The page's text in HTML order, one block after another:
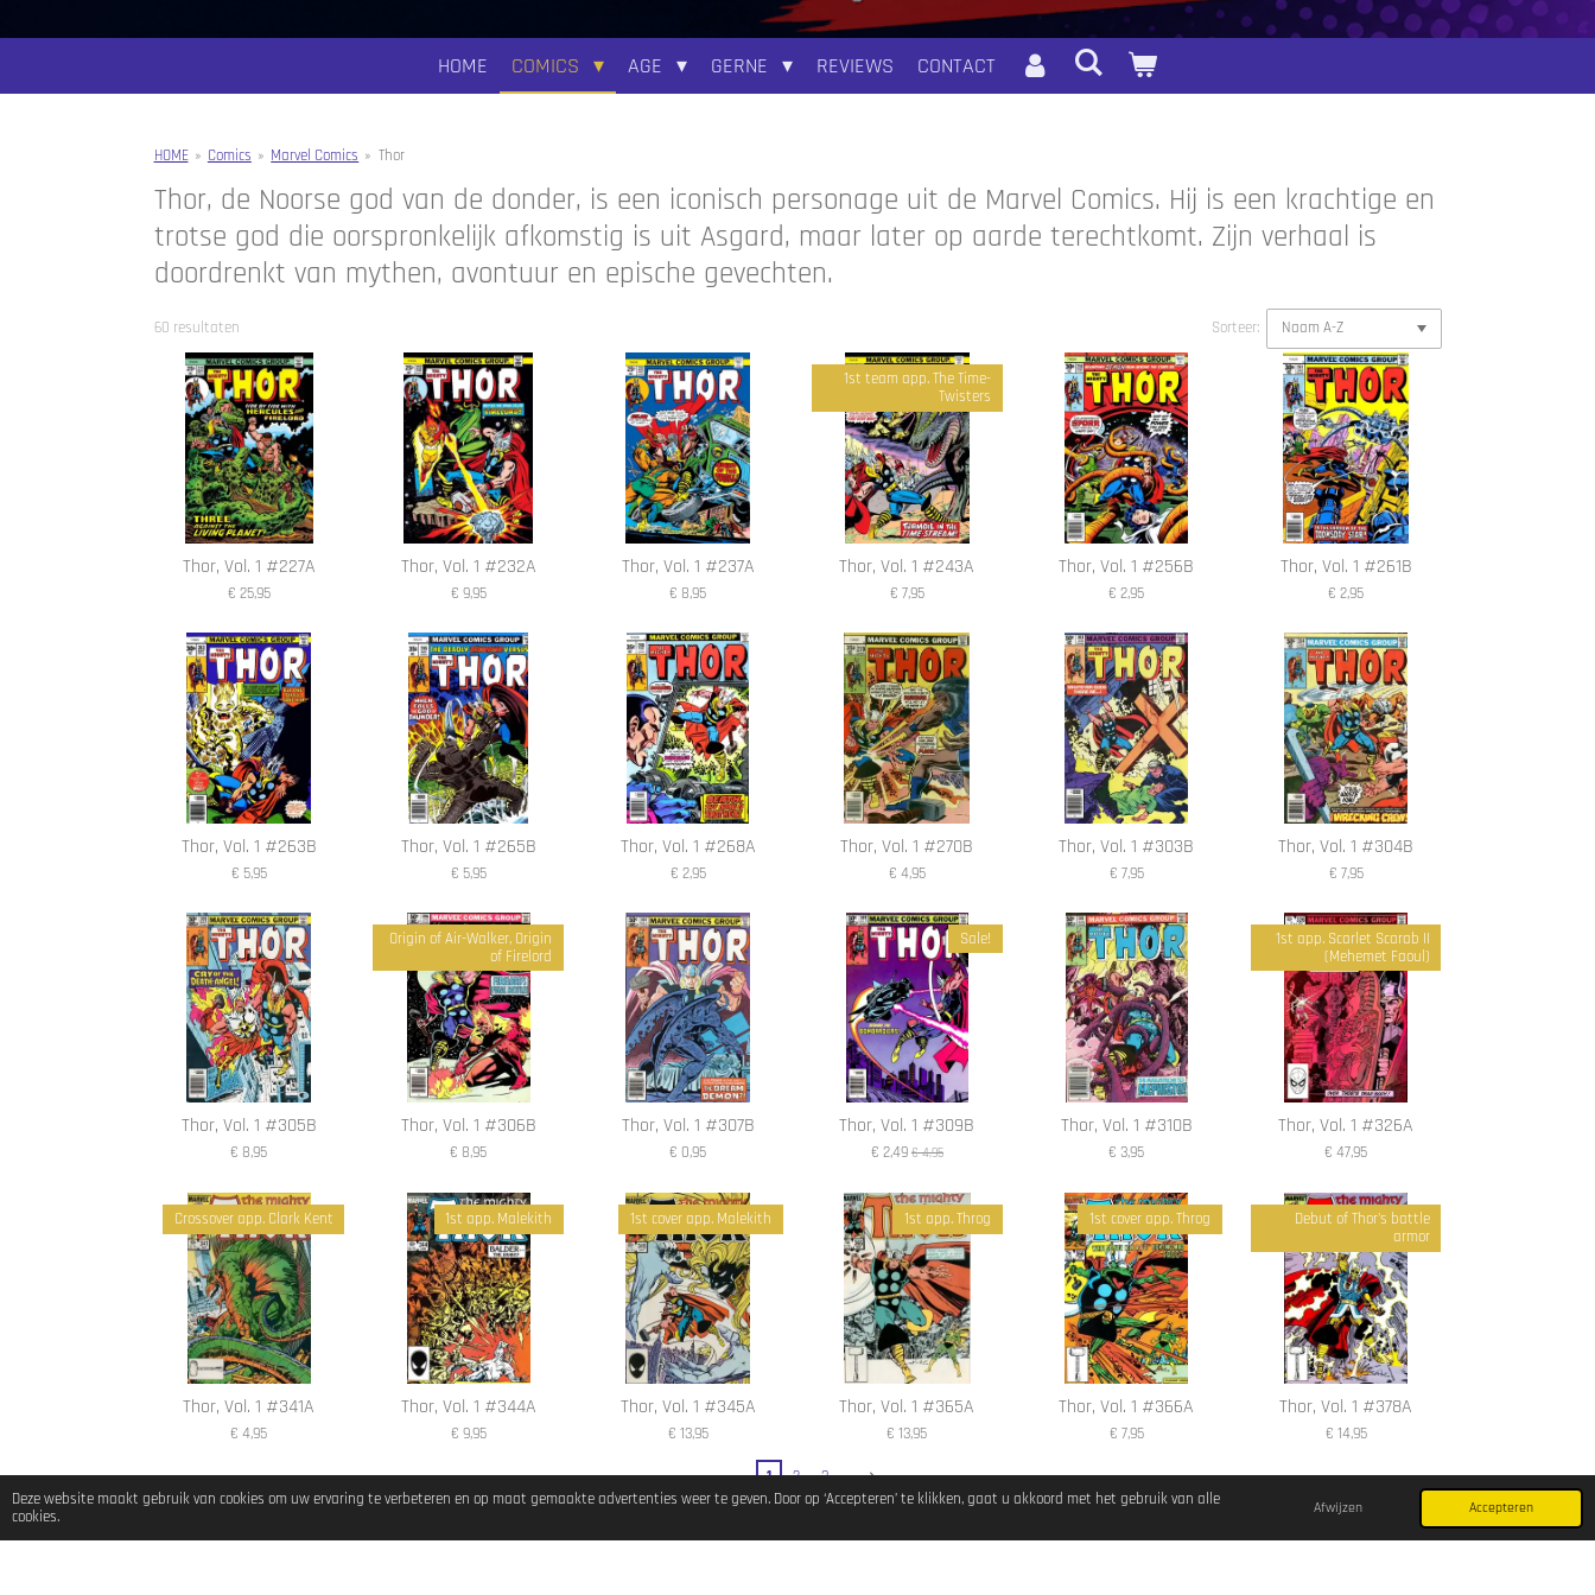
Deze website maakt gebruik van cookies om uw ervaring te verbeteren en op maat gemaakte advertenties weer te geven. Door op ‘Accepteren’ te klikken, gaat u akkoord met het gebruik van alle
cookies.
Afwijzen Accepteren
HOME COMICS AGE GERNE REVIEWS CONTACT
HOME » Comics » Marvel Comics » Thor
Thor, de Noorse god van de donder, is een iconisch personage uit de Marvel Comics. Hij is een krachtige en
trotse god die oorspronkelijk afkomstig is uit Asgard, maar later op aarde terechtkomt. Zijn verhaal is
doordrenkt van mythen, avontuur en epische gevechten.
60 resultaten Sorteer:
Thor, Vol. 1 #227A
€ 25,95
Thor, Vol. 1 #232A
€ 9,95
Thor, Vol. 1 #237A
€ 8,95
1st team app. The Time-
Twisters
Thor, Vol. 1 #243A
€ 7,95
Thor, Vol. 1 #256B
€ 2,95
Thor, Vol. 1 #261B
€ 2,95
Thor, Vol. 1 #263B
€ 5,95
Thor, Vol. 1 #265B
€ 5,95
Thor, Vol. 1 #268A
€ 2,95
Thor, Vol. 1 #270B
€ 4,95
Thor, Vol. 1 #303B
€ 7,95
Thor, Vol. 1 #304B
€ 7,95
Thor, Vol. 1 #305B
€ 8,95
Origin of Air-Walker, Origin
of Firelord
Thor, Vol. 1 #306B
€ 8,95
Thor, Vol. 1 #307B
€ 0,95
Sale!
Thor, Vol. 1 #309B
€ 2,49 € 4,95
Thor, Vol. 1 #310B
€ 3,95
1st app. Scarlet Scarab II
(Mehemet Faoul)
Thor, Vol. 1 #326A
€ 47,95
Crossover app. Clark Kent
Thor, Vol. 1 #341A
€ 4,95
1st app. Malekith
Thor, Vol. 1 #344A
€ 9,95
1st cover app. Malekith
Thor, Vol. 1 #345A
€ 13,95
1st app. Throg
Thor, Vol. 1 #365A
€ 13,95
1st cover app. Throg
Thor, Vol. 1 #366A
€ 7,95
Debut of Thor's battle
armor
Thor, Vol. 1 #378A
€ 14,95
1 2 3